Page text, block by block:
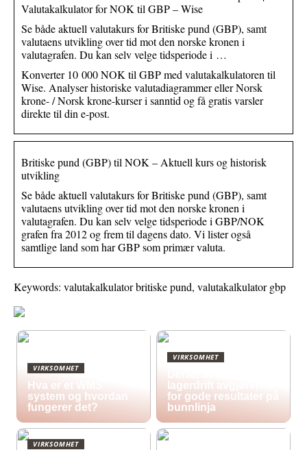
Valutakalkulator for NOK til GBP – Wise
Se både aktuell valutakurs for Britiske pund (GBP), samt
valutaens utvikling over tid mot den norske kronen i
valutagrafen. Du kan selv velge tidsperiode i …
Konverter 10 000 NOK til GBP med valutakalkulatoren til
Wise. Analyser historiske valutadiagrammer eller Norsk
krone- / Norsk krone-kurser i sanntid og få gratis varsler
direkte til din e-post.
Britiske pund (GBP) til NOK – Aktuell kurs og historisk
utvikling
Se både aktuell valutakurs for Britiske pund (GBP), samt
valutaens utvikling over tid mot den norske kronen i
valutagrafen. Du kan selv velge tidsperiode i GBP/NOK
grafen fra 2012 og frem til dagens dato. Vi lister også
samtlige land som har GBP som primær valuta.
Keywords: valutakalkulator britiske pund, valutakalkulator gbp
VIRKSOMHET
Hva er et WMS
system og hvordan
fungerer det?
VIRKSOMHET
lagerdrift avgjørende
for gode resultater på
bunnlinja
VIRKSOMHET